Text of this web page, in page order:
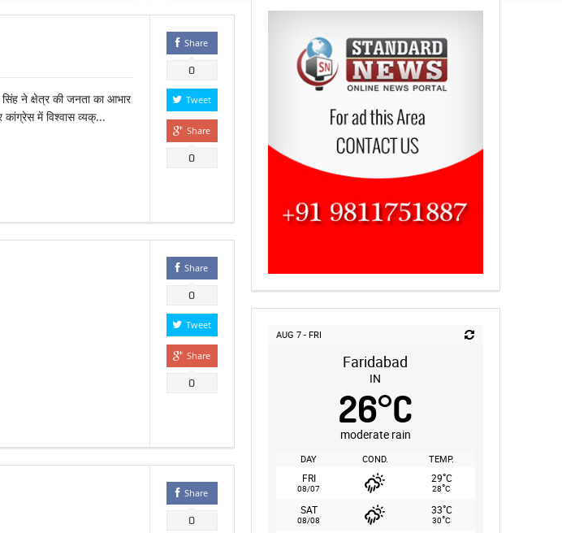
ने क्षेत्र की जनता का आभार
में विश्वास व्यक्...
Share
0
Tweet
Share
0
Share
0
Tweet
Share
0
Share
0
AUG 7 - FRI
Faridabad
IN
26°C
moderate rain
DAY COND. TEMP.
FRI
08/07
29°C
28°C
SAT
08/08
33°C
30°C